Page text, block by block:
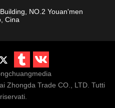
NO.2 Youan'men
Cina
Zhongda Trade CO., LTD. Tutti